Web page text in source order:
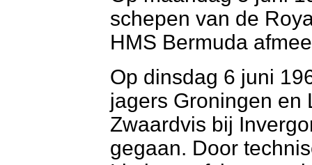
schepen van de
HMS Bermuda
Op dinsdag 6 juni
jagers Groningen en
Zwaardvis bij
gegaan. Door